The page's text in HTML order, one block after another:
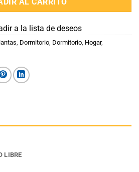
a la lista de deseos
, Dormitorio, Dormitorio, Hogar,
LIBRE